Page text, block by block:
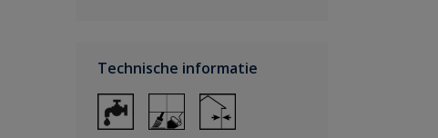
Technische informatie